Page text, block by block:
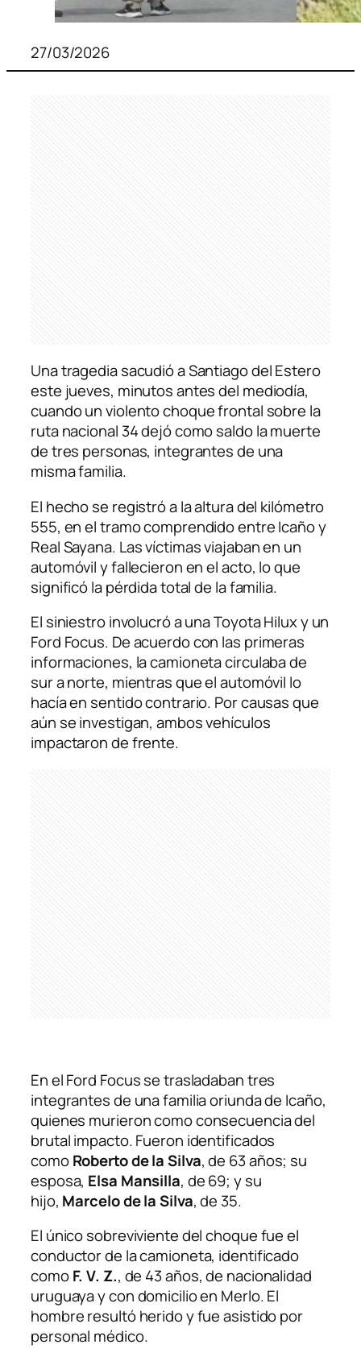
27/03/2026
Una tragedia sacudió a Santiago del Estero
este jueves, minutos antes del mediodía,
cuando un violento choque frontal sobre la
ruta nacional 34 dejó como saldo la muerte
de tres personas, integrantes de una
misma familia.
El hecho se registró a la altura del kilómetro
555, en el tramo comprendido entre Icaño y
Real Sayana. Las víctimas viajaban en un
automóvil y fallecieron en el acto, lo que
significó la pérdida total de la familia.
El siniestro involucró a una Toyota Hilux y un
Ford Focus. De acuerdo con las primeras
informaciones, la camioneta circulaba de
sur a norte, mientras que el automóvil lo
hacía en sentido contrario. Por causas que
aún se investigan, ambos vehículos
impactaron de frente.
En el Ford Focus se trasladaban tres
integrantes de una familia oriunda de Icaño,
quienes murieron como consecuencia del
brutal impacto. Fueron identificados
comoRoberto de la Silva, de 63 años; su
esposa, Elsa Mansilla, de 69; y su
hijo, Marcelo de la Silva, de 35.
El único sobreviviente del choque fue el
conductor de la camioneta, identificado
comoF. V. Z., de 43 años, de nacionalidad
uruguaya y con domicilio en Merlo. El
hombre resultó herido y fue asistido por
personal médico.